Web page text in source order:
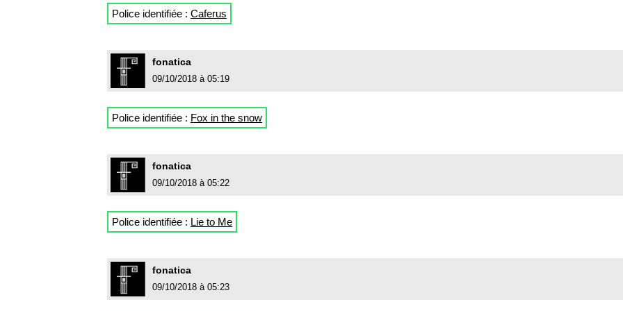
Police identifiée : Caferus
fonatica
09/10/2018 à 05:19
Police identifiée : Fox in the snow
fonatica
09/10/2018 à 05:22
Police identifiée : Lie to Me
fonatica
09/10/2018 à 05:23